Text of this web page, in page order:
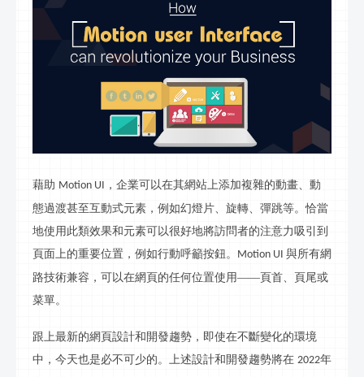
藉助 Motion UI
，企業可以在其網站上添加複雜的動畫、動
態過渡甚至互動式元素，例如幻燈片、旋轉、彈跳等。恰當
地使用此類效果和元素可以很好地將訪問者的注意力吸引到
頁面上的重要位置，例如行動呼籲按鈕。
Motion UI 與所有網
路技術兼容，可以在網頁的任何位置使用——頁首、頁尾或
菜單。
跟上最新的網頁設計和開發趨勢，即使在不斷變化的環境
中，今天也是必不可少的。上述設計和開發趨勢將在 2022年